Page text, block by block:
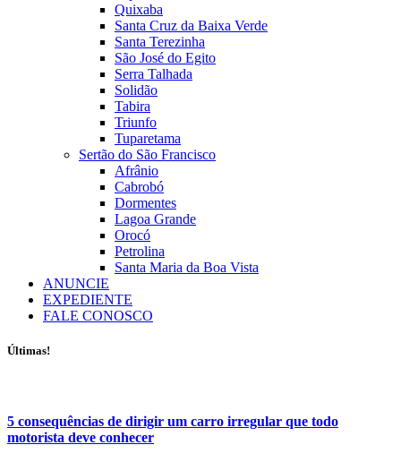
Quixaba
Santa Cruz da Baixa Verde
Santa Terezinha
São José do Egito
Serra Talhada
Solidão
Tabira
Triunfo
Tuparetama
Sertão do São Francisco
Afrânio
Cabrobó
Dormentes
Lagoa Grande
Orocó
Petrolina
Santa Maria da Boa Vista
ANUNCIE
EXPEDIENTE
FALE CONOSCO
Últimas!
5 consequências de dirigir um carro irregular que todo
motorista deve conhecer